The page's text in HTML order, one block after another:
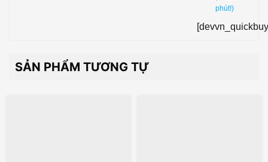
phút!)
SẢN PHẨM TƯƠNG TỰ